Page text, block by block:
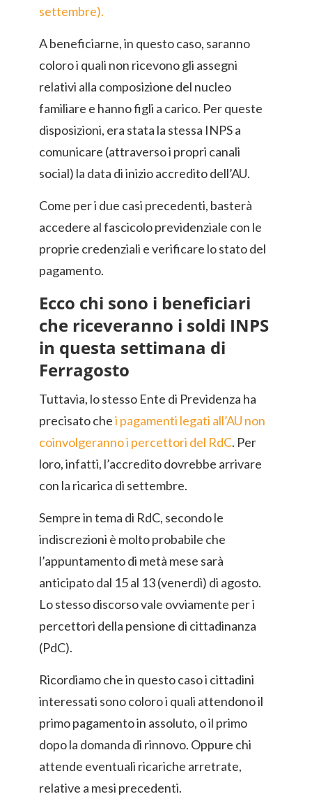
settembre).
A beneficiarne, in questo caso, saranno
coloro i quali non ricevono gli assegni
relativi alla composizione del nucleo
familiare e hanno figli a carico. Per queste
disposizioni, era stata la stessa INPS a
comunicare (attraverso i propri canali
social) la data di inizio accredito dell’AU.
Come per i due casi precedenti, basterà
accedere al fascicolo previdenziale con le
proprie credenziali e verificare lo stato del
pagamento.
Ecco chi sono i beneficiari
che riceveranno i soldi INPS
in questa settimana di
Ferragosto
Tuttavia, lo stesso Ente di Previdenza ha
precisato chei pagamenti legati all’AU non
coinvolgeranno i percettori del RdC. Per
loro, infatti, l’accredito dovrebbe arrivare
con la ricarica di settembre.
Sempre in tema di RdC, secondo le
indiscrezioni è molto probabile che
l’appuntamento di metà mese sarà
anticipato dal 15 al 13 (venerdì) di agosto.
Lo stesso discorso vale ovviamente per i
percettori della pensione di cittadinanza
(PdC).
Ricordiamo che in questo caso i cittadini
interessati sono coloro i quali attendono il
primo pagamento in assoluto, o il primo
dopo la domanda di rinnovo. Oppure chi
attende eventuali ricariche arretrate,
relative a mesi precedenti.